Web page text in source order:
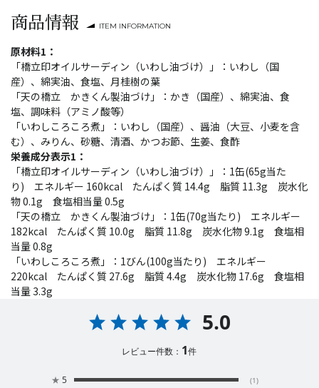
商品情報 ITEM INFORMATION
原材料1：
「橋立印オイルサーディン（いわし油づけ）」：いわし（国
産）、綿実油、食塩、月桂樹の葉
「天の橋立 かきくん製油づけ」：かき（国産）、綿実油、食
塩、調味料（アミノ酸等）
「いわしころころ煮」：いわし（国産）、醤油（大豆、小麦を含
む）、みりん、砂糖、清酒、かつお節、生姜、食酢
栄養成分表示1：
「橋立印オイルサーディン（いわし油づけ）」：1缶(65g当た
り) エネルギー 160kcal たんぱく質 14.4g 脂質 11.3g 炭水化
物 0.1g 食塩相当量 0.5g
「天の橋立 かきくん製油づけ」：1缶(70g当たり) エネルギー
182kcal たんぱく質 10.0g 脂質 11.8g 炭水化物 9.1g 食塩相
当量 0.8g
「いわしころころ煮」：1びん(100g当たり) エネルギー
220kcal たんぱく質 27.6g 脂質 4.4g 炭水化物 17.6g 食塩相
当量 3.3g
5.0
レビュー件数： 1件
★ 5 (1)